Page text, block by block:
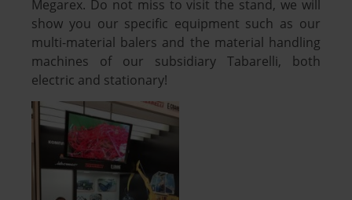
Megarex. Do not miss to visit the stand, we will
show you our specific equipment such as our
multi-material balers and the material handling
machines of our subsidiary Tabarelli, both
electric and stationary!